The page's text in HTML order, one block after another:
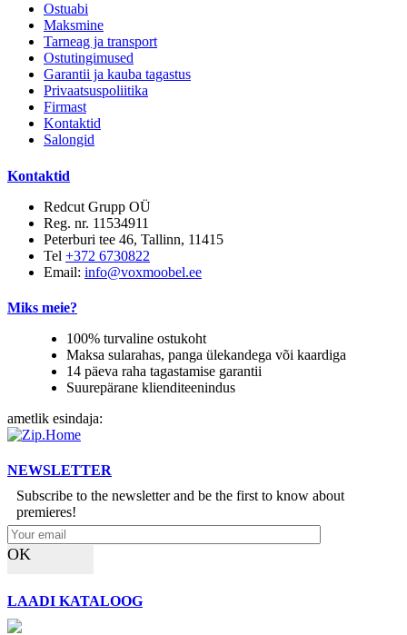
Ostuabi
Maksmine
Tarneag ja transport
Ostutingimused
Garantii ja kauba tagastus
Privaatsuspoliitika
Firmast
Kontaktid
Salongid
Kontaktid
Redcut Grupp OÜ
Reg. nr. 11534911
Peterburi tee 46, Tallinn, 11415
Tel +372 6730822
Email: info@voxmoobel.ee
Miks meie?
100% turvaline ostukoht
Maksa sularahas, panga ülekandega või kaardiga
14 päeva raha tagastamise garantii
Suurepärane klienditeenindus
ametlik esindaja:
NEWSLETTER
Subscribe to the newsletter and be the first to know about
premieres!
OK
LAADI KATALOOG